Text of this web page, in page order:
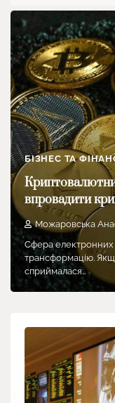
БІЗНЕС ТА
впровадити
Можаровська
Сфера електронних
трансформацію.
сприймалася…